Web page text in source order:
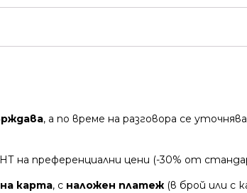
, а по време на разговора се
на преференциални цени (-30% от
карта, с наложен платеж (в брой или с